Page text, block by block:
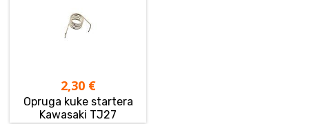
2,30 €
Opruga kuke startera
Kawasaki TJ27